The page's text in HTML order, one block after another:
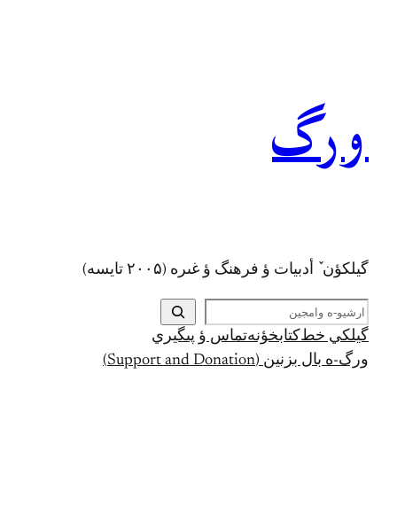
ورگ
گيلکؤن ٚ أدبیات ؤ فرهنگ ؤ غىره (۲۰۰۵ تايسه)
ج
س
ت
ج
گيلکي خط کتابخؤنهتماس ؤ پىگيري
ورگ-ه بال بزنين (Support and Donation)